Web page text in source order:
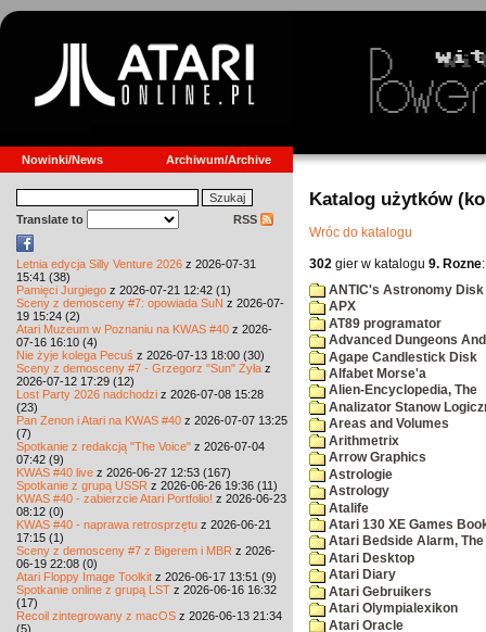
Nowinki/News Archiwum/Archive
Translate to RSS
Letnia edycja Silly Venture 2026 z 2026-07-31
15:41 (38)
Pamięci Jurgiego z 2026-07-21 12:42 (1)
Sceny z demosceny #7: opowiada SuN z 2026-07-
19 15:24 (2)
Atari Muzeum w Poznaniu na KWAS #40 z 2026-
07-16 16:10 (4)
Nie żyje kolega Pecuś z 2026-07-13 18:00 (30)
Sceny z demosceny #7 - Grzegorz "Sun" Żyła z
2026-07-12 17:29 (12)
Lost Party 2026 nadchodzi z 2026-07-08 15:28
(23)
Pan Zenon i Atari na KWAS #40 z 2026-07-07 13:25
(7)
Spotkanie z redakcją "The Voice" z 2026-07-04
07:42 (9)
KWAS #40 live z 2026-06-27 12:53 (167)
Spotkanie z grupą USSR z 2026-06-26 19:36 (11)
KWAS #40 - zabierzcie Atari Portfolio! z 2026-06-23
08:12 (0)
KWAS #40 - naprawa retrosprzętu z 2026-06-21
17:15 (1)
Sceny z demosceny #7 z Bigerem i MBR z 2026-
06-19 22:08 (0)
Atari Floppy Image Toolkit z 2026-06-17 13:51 (9)
Spotkanie online z grupą LST z 2026-06-16 16:32
(17)
Recoil zintegrowany z macOS z 2026-06-13 21:34
(5)
Katalog użytków
Wróc do katalogu
302 gier w katalogu 9. Rozne:
ANTIC's Astronomy Disk
APX
AT89 programator
Advanced Dungeons
Agape Candlestick Disk
Alfabet Morse'a
Alien-Encyclopedia, The
Analizator Stanow
Areas and Volumes
Arithmetrix
Arrow Graphics
Astrologie
Astrology
Atalife
Atari 130 XE Games
Atari Bedside Alarm, The
Atari Desktop
Atari Diary
Atari Gebruikers
Atari Olympialexikon
Atari Oracle